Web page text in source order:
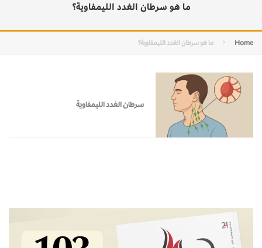
ما هو سرطان الغدد الليمفاوية؟
Home ما هو سرطان الغدد الليمفاوية؟
سرطان الغدد الليمفاوية